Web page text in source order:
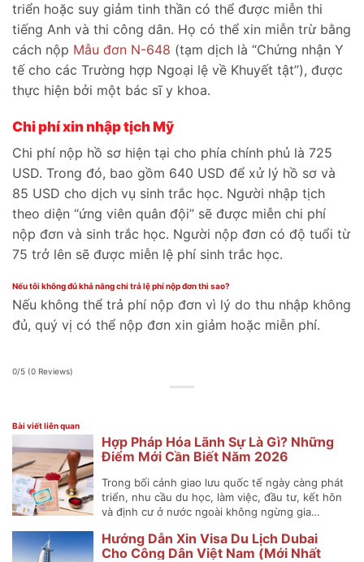
triển hoặc suy giảm tinh thần có thể được miễn thi
tiếng Anh và thi công dân. Họ có thể xin miễn trừ bằng
cách nộp Mẫu đơn N-648 (tạm dịch là “Chứng nhận Y
tế cho các Trường hợp Ngoại lệ về Khuyết tật”), được
thực hiện bởi một bác sĩ y khoa.
Chi phí xin nhập tịch Mỹ
Chi phí nộp hồ sơ hiện tại cho phía chính phủ là 725
USD. Trong đó, bao gồm 640 USD để xử lý hồ sơ và
85 USD cho dịch vụ sinh trắc học. Người nhập tịch
theo diện “ứng viên quân đội” sẽ được miễn chi phí
nộp đơn và sinh trắc học. Người nộp đơn có độ tuổi từ
75 trở lên sẽ được miễn lệ phí sinh trắc học.
Nếu tôi không đủ khả năng chi trả lệ phí nộp đơn thì sao?
Nếu không thể trả phí nộp đơn vì lý do thu nhập không
đủ, quý vị có thể nộp đơn xin giảm hoặc miễn phí.
0/5 (0 Reviews)
Bài viết liên quan
Hợp Pháp Hóa Lãnh Sự Là Gì? Những
Điểm Mới Cần Biết Năm 2026
Trong bối cảnh giao lưu quốc tế ngày càng phát
triển, nhu cầu du học, làm việc, đầu tư, kết hôn
và định cư ở nước ngoài không ngừng gia…
Hướng Dẫn Xin Visa Du Lịch Dubai
Cho Công Dân Việt Nam (Mới Nhất